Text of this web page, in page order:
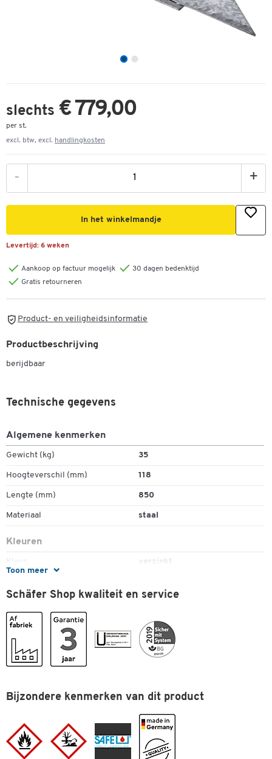
slechts € 779,00
per st.
excl. btw, excl. handlingkosten
- +
In het winkelmandje
Levertijd: 6 weken
Aankoop op factuur mogelijk
30 dagen bedenktijd
Gratis retourneren
Product- en veiligheidsinformatie
Productbeschrijving
berijdbaar
Toon meer
Technische gegevens
Algemene kenmerken
Gewicht (kg) 35
Hoogteverschil (mm) 118
Lengte (mm) 850
Materiaal staal
Kleuren
Kleur verzinkt
Afmetingen
Schäfer Shop kwaliteit en service
Bijzondere kenmerken van dit product